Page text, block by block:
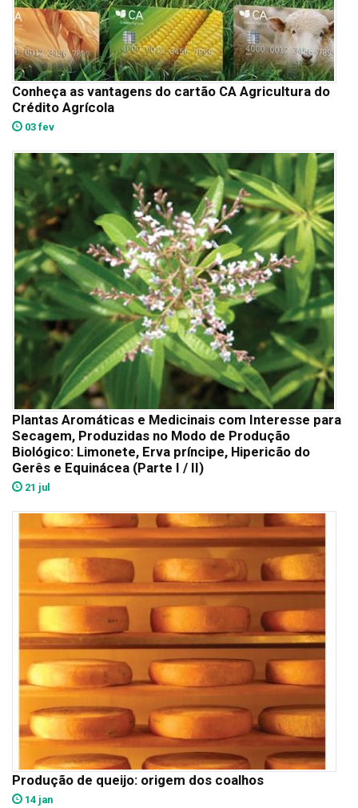
Conheça as vantagens do cartão CA Agricultura do
Crédito Agrícola
03 fev
Plantas Aromáticas e Medicinais com Interesse para
Secagem, Produzidas no Modo de Produção
Biológico: Limonete, Erva príncipe, Hipericão do
Gerês e Equinácea (Parte I / II)
21 jul
Produção de queijo: origem dos coalhos
14 jan